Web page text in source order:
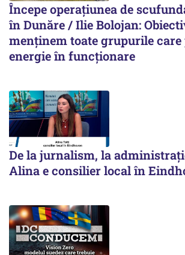
Începe operațiunea de
în Dunăre / Ilie Bolojan:
menținem toate grupurile care
energie în funcționare
De la jurnalism, la
Alina e consilier local în